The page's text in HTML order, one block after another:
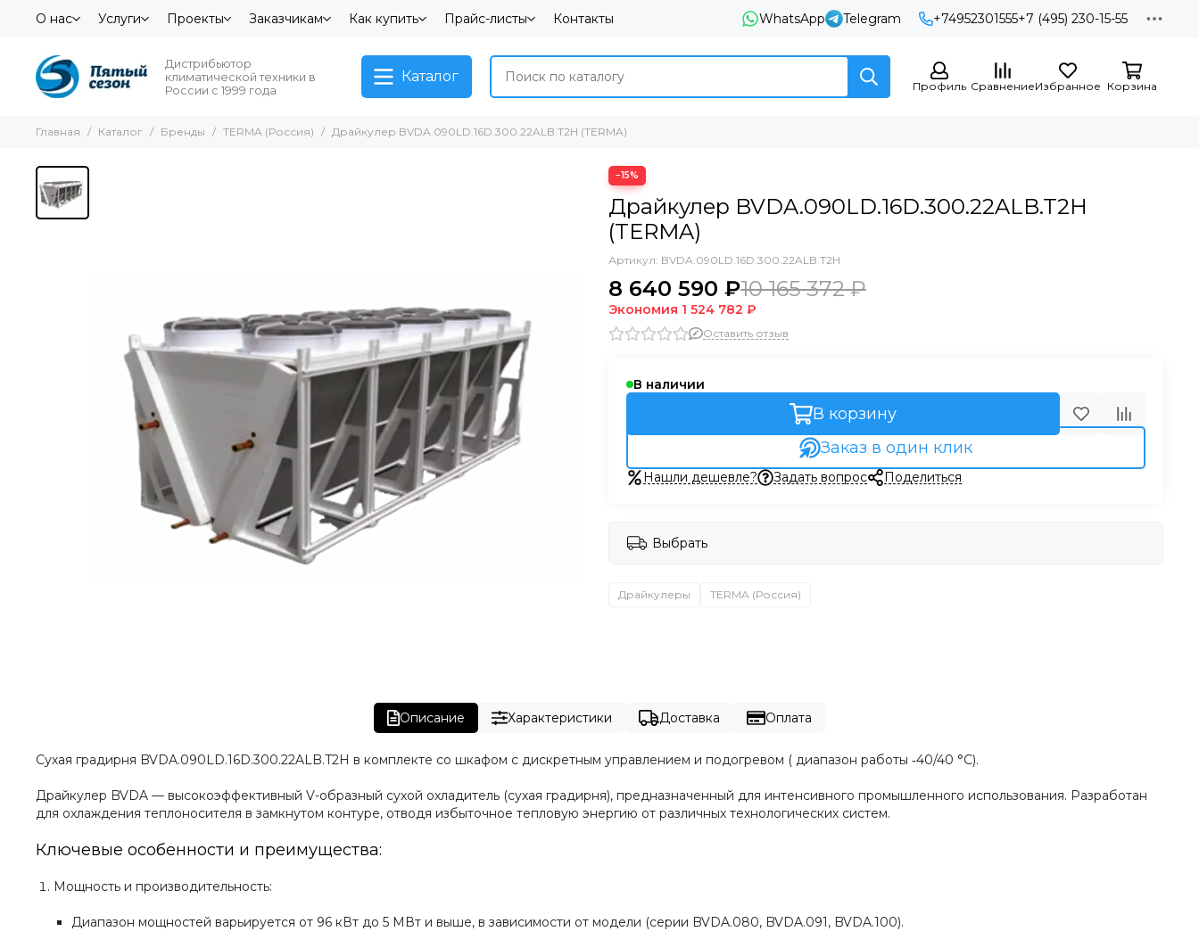
О нас Услуги Проекты Заказчикам Как купить Прайс-листы Контакты WhatsApp Telegram +74952301555+7 (495) 230-15-55
Дистрибьютор
климатической техники в
России с 1999 года
Каталог
Профиль СравнениеИзбранное Корзина
Главная Каталог Бренды TERMA (Россия) Драйкулер BVDA.090LD.16D.300.22ALB.T2H (TERMA)
−15%
Драйкулер BVDA.090LD.16D.300.22ALB.T2H
(TERMA)
Артикул: BVDA.090LD.16D.300.22ALB.T2H
8 640 590 ₽10 165 372 ₽
Экономия 1 524 782 ₽
Оставить отзыв
В наличии
В корзину
Заказ в один клик
Нашли дешевле? Задать вопрос Поделиться
Выбрать
Драйкулеры TERMA (Россия)
Описание Характеристики Доставка Оплата
Сухая градирня BVDA.090LD.16D.300.22ALB.T2H в комплекте со шкафом с дискретным управлением и подогревом ( диапазон работы ‐40/40 °С).
Драйкулер BVDA — высокоэффективный V-образный сухой охладитель (сухая градирня), предназначенный для интенсивного промышленного использования. Разработан
для охлаждения теплоносителя в замкнутом контуре, отводя избыточное тепловую энергию от различных технологических систем.
Ключевые особенности и преимущества:
Мощность и производительность:
Диапазон мощностей варьируется от 96 кВт до 5 МВт и выше, в зависимости от модели (серии BVDA.080, BVDA.091, BVDA.100).